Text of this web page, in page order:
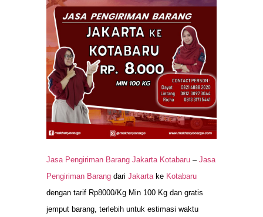
Jasa Pengiriman Barang Jakarta Kotabaru –Jasa
Pengiriman Barang dari Jakarta ke Kotabaru
dengan tarif Rp8000/Kg Min 100 Kg dan gratis
jemput barang, terlebih untuk estimasi waktu